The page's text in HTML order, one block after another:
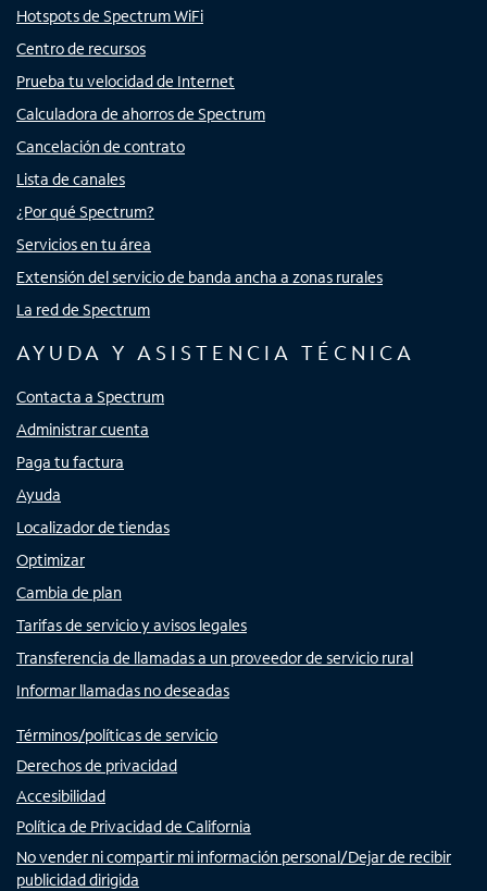
Hotspots de Spectrum WiFi
Centro de recursos
Prueba tu velocidad de Internet
Calculadora de ahorros de Spectrum
Cancelación de contrato
Lista de canales
¿Por qué Spectrum?
Servicios en tu área
Extensión del servicio de banda ancha a zonas rurales
La red de Spectrum
AYUDA Y ASISTENCIA TÉCNICA
Contacta a Spectrum
Administrar cuenta
Paga tu factura
Ayuda
Localizador de tiendas
Optimizar
Cambia de plan
Tarifas de servicio y avisos legales
Transferencia de llamadas a un proveedor de servicio rural
Informar llamadas no deseadas
Términos/políticas de servicio
Derechos de privacidad
Accesibilidad
Política de Privacidad de California
No vender ni compartir mi información personal/Dejar de recibir
publicidad dirigida